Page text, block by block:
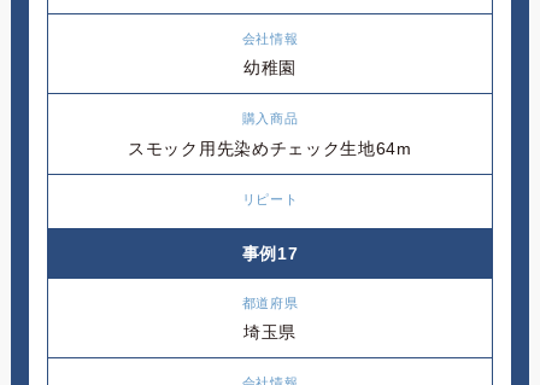
幼稚園
スモック用先染めチェック生地64m
事例17
埼玉県